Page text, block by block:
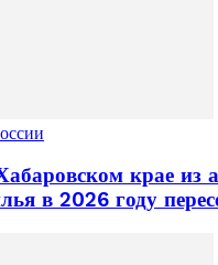
крае из
в 2026 году